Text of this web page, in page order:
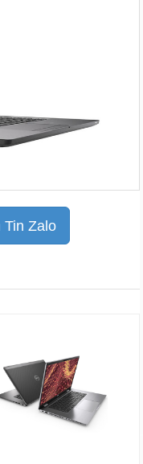
Tin Zalo